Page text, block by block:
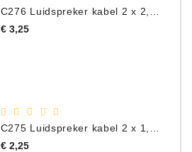
€ 3,25Prijs
€ 2,25Prijs